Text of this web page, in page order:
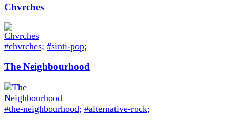
Chvrches
#chvrches; #sinti-pop;
The Neighbourhood
#the-neighbourhood; #alternative-rock;